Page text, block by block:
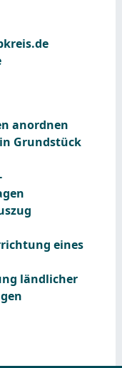
anordnen
Grundstück
eines
ländlicher